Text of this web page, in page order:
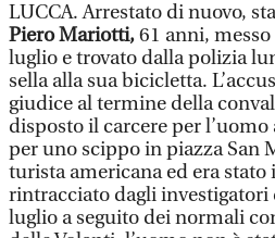
LUCCA. Arrestato di nuovo,
Piero Mariotti,61 anni,
luglio e trovato dalla polizia
sella alla sua bicicletta.
giudice al termine della
disposto il carcere per
per uno scippo in piazza San
turista americana ed era
rintracciato dagli investigatori
luglio a seguito dei normali